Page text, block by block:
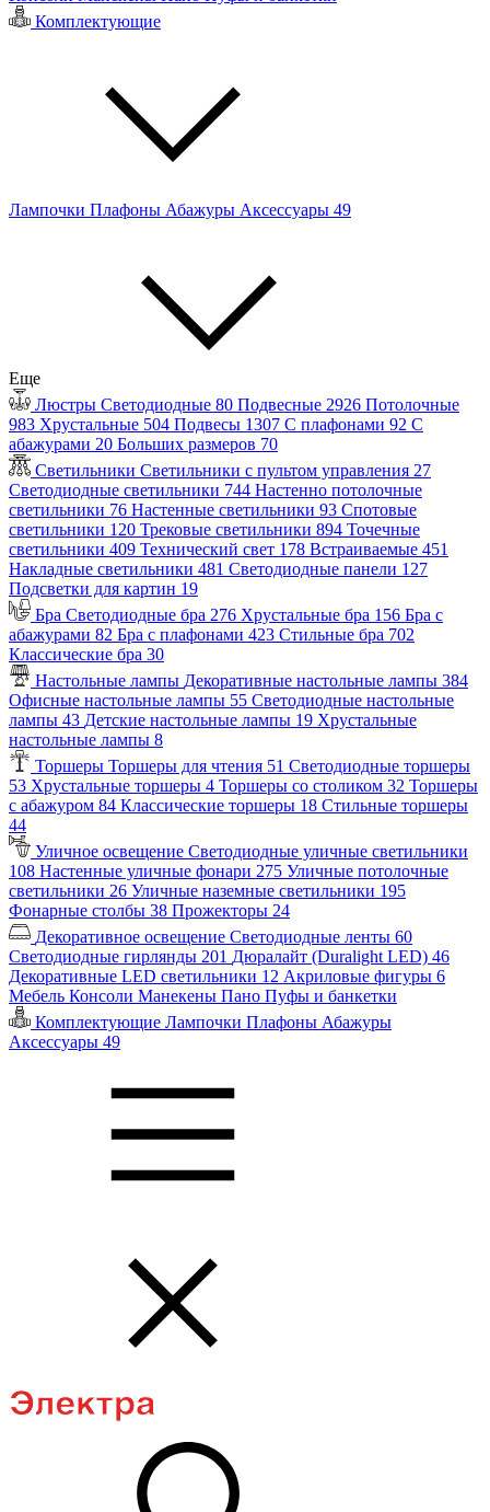
Комплектующие
Лампочки Плафоны Абажуры Аксессуары 49
Еще
Люстры Светодиодные 80 Подвесные 2926 Потолочные
983 Хрустальные 504 Подвесы 1307 С плафонами 92 С
абажурами 20 Больших размеров 70
Светильники Светильники с пультом управления 27
Светодиодные светильники 744 Настенно потолочные
светильники 76 Настенные светильники 93 Спотовые
светильники 120 Трековые светильники 894 Точечные
светильники 409 Технический свет 178 Встраиваемые 451
Накладные светильники 481 Светодиодные панели 127
Подсветки для картин 19
Бра Светодиодные бра 276 Хрустальные бра 156 Бра с
абажурами 82 Бра с плафонами 423 Стильные бра 702
Классические бра 30
Настольные лампы Декоративные настольные лампы 384
Офисные настольные лампы 55 Светодиодные настольные
лампы 43 Детские настольные лампы 19 Хрустальные
настольные лампы 8
Торшеры Торшеры для чтения 51 Светодиодные торшеры
53 Хрустальные торшеры 4 Торшеры со столиком 32 Торшеры
с абажуром 84 Классические торшеры 18 Стильные торшеры
44
Уличное освещение Светодиодные уличные светильники
108 Настенные уличные фонари 275 Уличные потолочные
светильники 26 Уличные наземные светильники 195
Фонарные столбы 38 Прожекторы 24
Декоративное освещение Светодиодные ленты 60
Светодиодные гирлянды 201 Дюралайт (Duralight LED) 46
Декоративные LED светильники 12 Акриловые фигуры 6
Мебель Консоли Манекены Пано Пуфы и банкетки
Комплектующие Лампочки Плафоны Абажуры
Аксессуары 49